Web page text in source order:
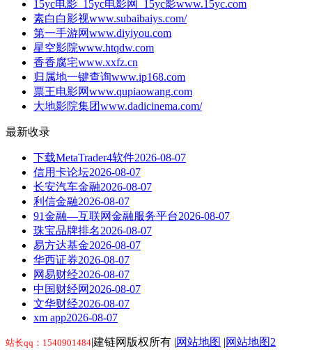
15yc电影_15yc电影网_15yc影www.15yc.com
素白白影视www.subaibaiys.com/
第一手游网www.diyiyou.com
星空影院www.htqdw.com
香香腐宅www.xxfz.cn
归属地一键查询www.ip168.com
票王电影网www.qupiaowang.com
大地影院集团www.dadicinema.com/
最新收录
下载MetaTrader4软件2026-08-07
信用卡论坛2026-08-07
长安汽车金融2026-08-07
利信金融2026-08-07
91金融—互联网金融服务平台2026-08-07
珠宝品牌排名2026-08-07
易方达基金2026-08-07
华西证券2026-08-07
网易财经2026-08-07
中国财经网 2026-08-07
文华财经2026-08-07
xm app2026-08-07
站长qq：1540901484|建链网版权所有 |网站地图 |网站地图2